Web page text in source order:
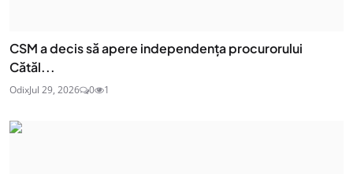
CSM a decis să apere independența procurorului
Cătăl...
OdixJul 29, 2026 0 1